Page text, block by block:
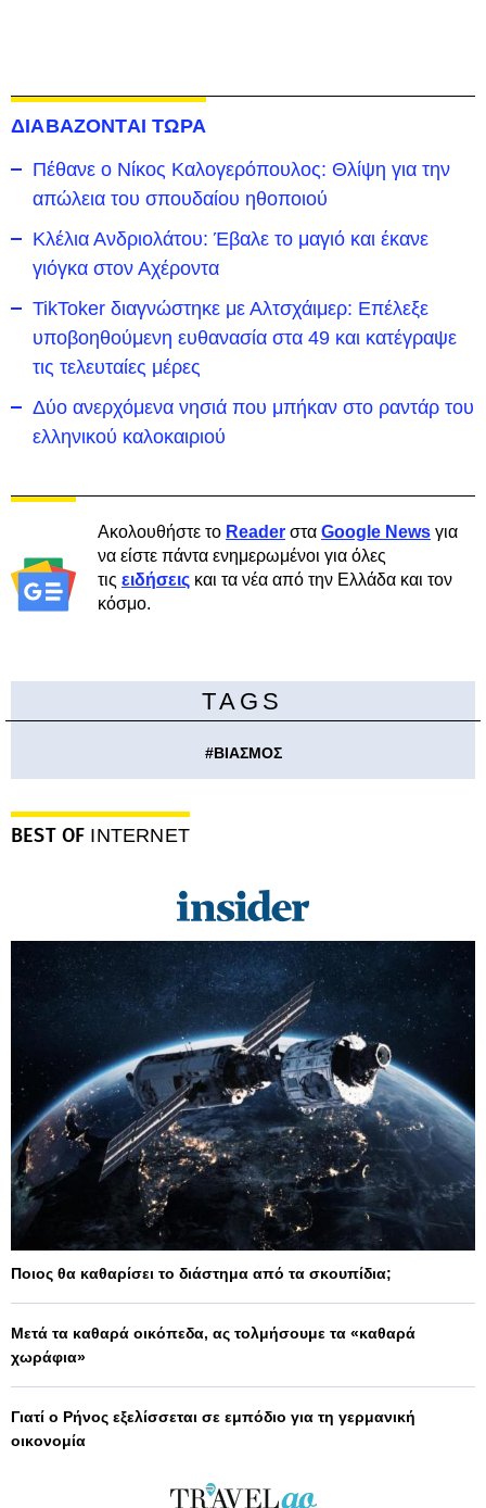
ΔΙΑΒΑΖΟΝΤΑΙ ΤΩΡΑ
Πέθανε ο Νίκος Καλογερόπουλος: Θλίψη για την
απώλεια του σπουδαίου ηθοποιού
Κλέλια Ανδριολάτου: Έβαλε το μαγιό και έκανε
γιόγκα στον Αχέροντα
TikToker διαγνώστηκε με Αλτσχάιμερ: Επέλεξε
υποβοηθούμενη ευθανασία στα 49 και κατέγραψε
τις τελευταίες μέρες
Δύο ανερχόμενα νησιά που μπήκαν στο ραντάρ του
ελληνικού καλοκαιριού
Ακολουθήστε το Reader στα Google News για
να είστε πάντα ενημερωμένοι για όλες
τις ειδήσεις και τα νέα από την Ελλάδα και τον
κόσμο.
TAGS
#ΒΙΑΣΜΟΣ
BEST OF INTERNET
Ποιος θα καθαρίσει το διάστημα από τα σκουπίδια;
Μετά τα καθαρά οικόπεδα, ας τολμήσουμε τα «καθαρά
χωράφια»
Γιατί ο Ρήνος εξελίσσεται σε εμπόδιο για τη γερμανική
οικονομία